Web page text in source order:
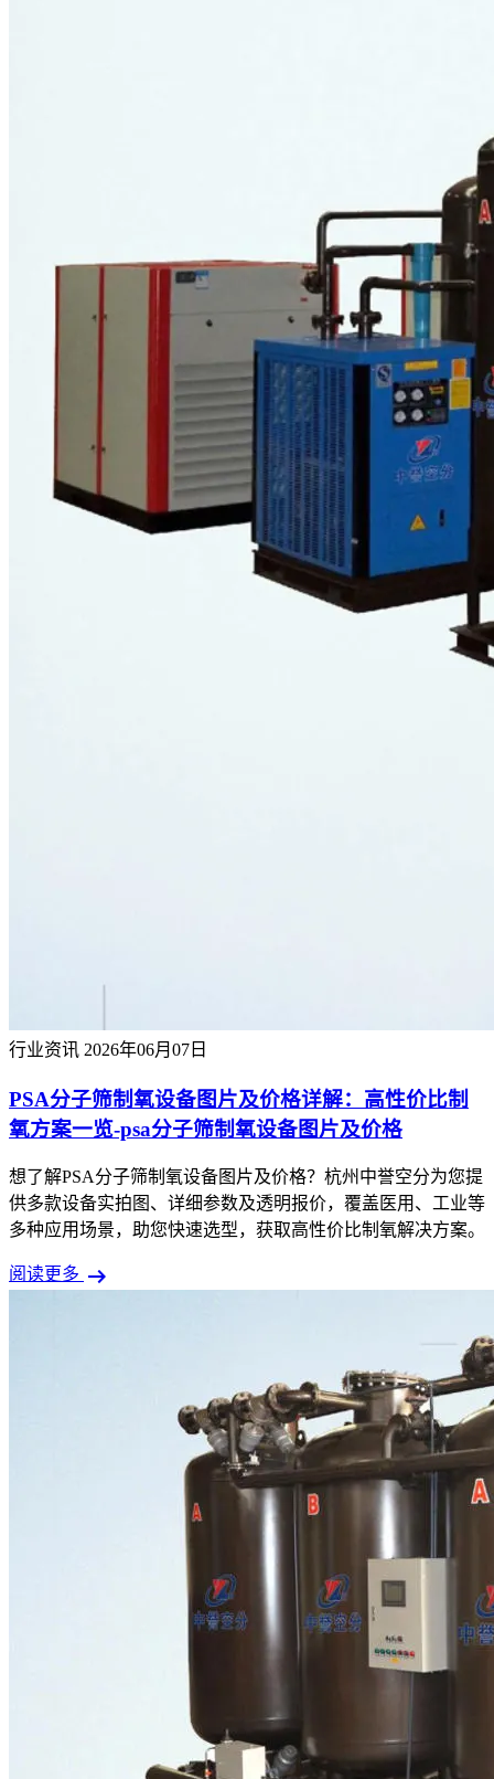
行业资讯 2026年06月07日
PSA分子筛制氧设备图片及价格详解：高性价比制
氧方案一览-psa分子筛制氧设备图片及价格
想了解PSA分子筛制氧设备图片及价格？杭州中誉空分为您提
供多款设备实拍图、详细参数及透明报价，覆盖医用、工业等
多种应用场景，助您快速选型，获取高性价比制氧解决方案。
阅读更多 arrow_right_alt